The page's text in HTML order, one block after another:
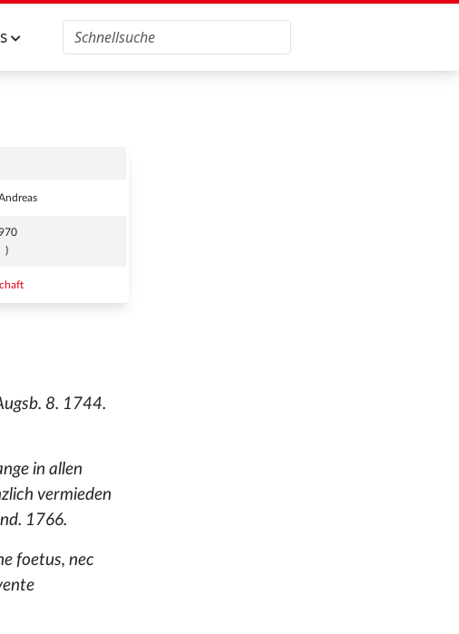
)
8. 1744.
in allen
vermieden
1766.
foetus, nec